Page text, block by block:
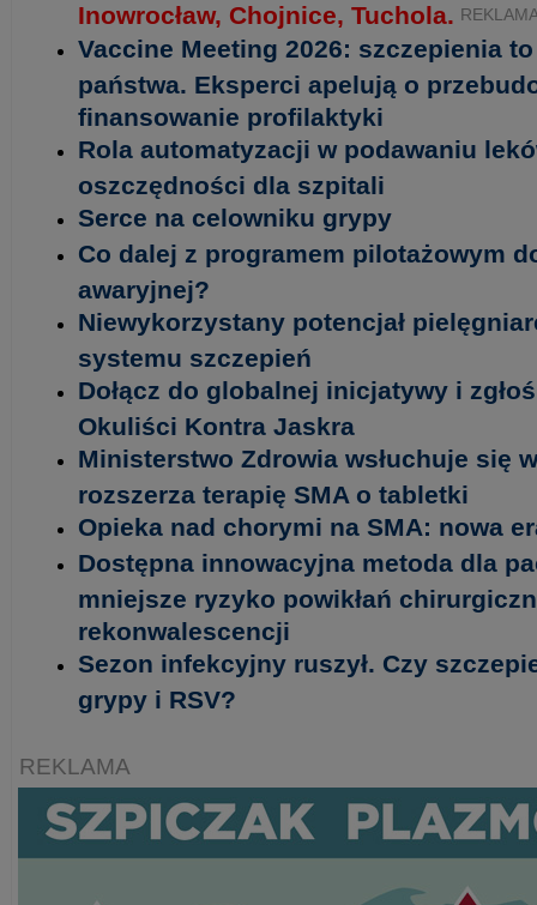
Inowrocław, Chojnice, Tuchola.
Vaccine Meeting 2026: szczepienia
państwa. Eksperci apelują o
finansowanie profilaktyki
Rola automatyzacji w podawaniu
oszczędności dla szpitali
Serce na celowniku grypy
Co dalej z programem pilotażowym
awaryjnej?
Niewykorzystany potencjał
systemu szczepień
Dołącz do globalnej inicjatywy i
Okuliści Kontra Jaskra
Ministerstwo Zdrowia wsłuchuje się
rozszerza terapię SMA o tabletki
Opieka nad chorymi na SMA: nowa
Dostępna innowacyjna metoda dla
mniejsze ryzyko powikłań
rekonwalescencji
Sezon infekcyjny ruszył. Czy
grypy i RSV?
REKLAMA